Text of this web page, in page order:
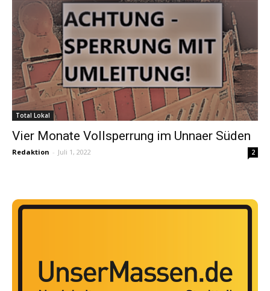
Total Lokal
Vier Monate Vollsperrung im Unnaer Süden
Redaktion - Juli 1, 2022 2